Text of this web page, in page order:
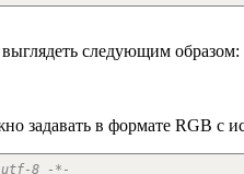
выглядеть следующим образом:
задавать в формате RGB с
8 -*-